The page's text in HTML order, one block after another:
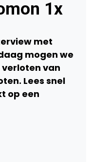
1x
met
mogen we
van
Lees snel
op een